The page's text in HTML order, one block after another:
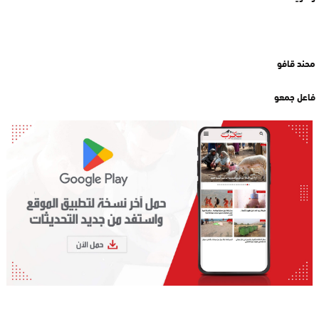
محند قافو
فاعل جمعو